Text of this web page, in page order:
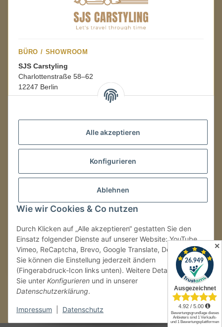
Alle akzeptieren
Konfigurieren
Ablehnen
Wie wir Cookies & Co nutzen
Durch Klicken auf „Alle akzeptieren“ gestatten Sie den
Einsatz folgender Dienste auf unserer Website: YouTube,
Vimeo, ReCaptcha, Brevo, Google Translate, Doofinder.
Sie können die Einstellung jederzeit ändern
(Fingerabdruck-Icon links unten). Weitere Details finden
Sie unter Konfigurieren und in unserer
Datenschutzerklärung.
Impressum Datenschutz
BÜRO / SHOWROOM
SJS Carstyling
Charlottenstraße 58–62
12247 Berlin
08:00–16:00 Uhr
LAGER / RETOUREN
Packmonster Fulfillment
SJS Carstyling Lager
Retouren ausschließlich an diese Adresse.
Tel.:+49 (0) 30 36417228
E-Mail:info@sjs-carstyling.com
Vertrag widerrufen
* Alle Preise inkl. gesetzlicher USt., zzgl.
✕